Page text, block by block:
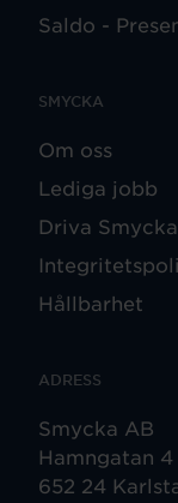
Saldo -
SMYCKA
Om oss
Lediga jobb
Driva
Hållbarhet
ADRESS
Smycka AB
Hamngatan 4
652 24